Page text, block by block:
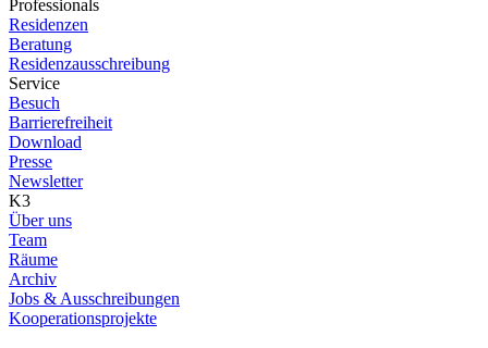
Professionals
Residenzen
Beratung
Residenzausschreibung
Service
Besuch
Barrierefreiheit
Download
Presse
Newsletter
K3
Über uns
Team
Räume
Archiv
Jobs & Ausschreibungen
Kooperationsprojekte